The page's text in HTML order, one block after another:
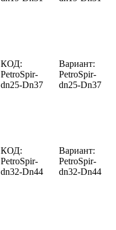
КОД:
PetroSpir-
dn25-Dn37
Вариант:
PetroSpir-
dn25-Dn37
КОД:
PetroSpir-
dn32-Dn44
Вариант:
PetroSpir-
dn32-Dn44